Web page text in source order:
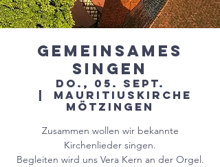
Gemeinsames
Singen
Do., 05. Sept.
Mauritiuskirche
Mötzingen
Zusammen wollen wir bekannte
Kirchenlieder singen.
Begleiten wird uns Vera Kern an der Orgel.